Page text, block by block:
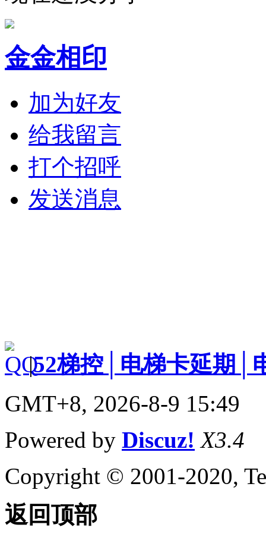
金金相印
加为好友
给我留言
打个招呼
发送消息
|52梯控│电梯卡延期│
GMT+8, 2026-8-9 15:49
Powered by Discuz! X3.4
Copyright © 2001-2020,
返回顶部